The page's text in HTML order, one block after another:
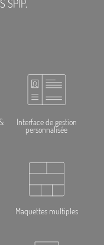
SPIP.
Interface de gestion
personnalisée
Maquettes multiples